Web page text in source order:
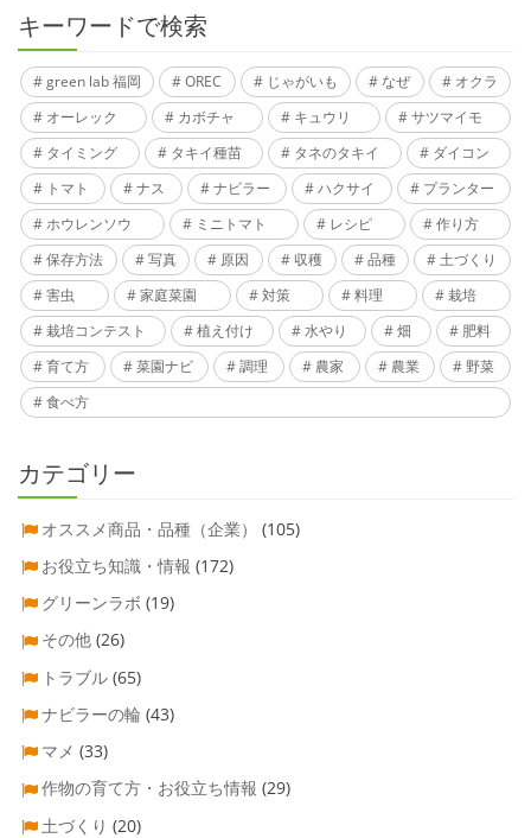
キーワードで検索
green lab 福岡 OREC じゃがいも なぜ
オクラ
オーレック
カボチャ キュウリ
サツマイモ
タイミング
タキイ種苗 タネのタキイ
ダイコン
トマト
ナス ナビラー ハクサイ
プランター
ホウレンソウ
ミニトマト レシピ
作り方
保存方法
写真 原因 収穫 品種
土づくり
害虫
家庭菜園 対策 料理
栽培
栽培コンテスト
植え付け 水やり 畑
肥料
育て方
菜園ナビ 調理 農家 農業
野菜
食べ方
カテゴリー
オススメ商品・品種（企業）
(105)
お役立ち知識・情報 (172)
グリーンラボ (19)
その他 (26)
トラブル (65)
ナビラーの輪 (43)
マメ (33)
作物の育て方・お役立ち情報 (29)
土づくり (20)